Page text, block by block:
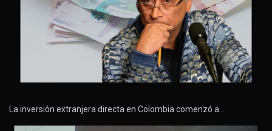
La inversión extranjera directa en Colombia comenzó a…